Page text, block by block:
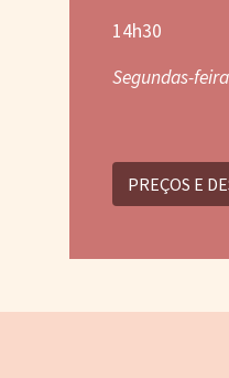
14h30
Segundas-
PREÇOS E